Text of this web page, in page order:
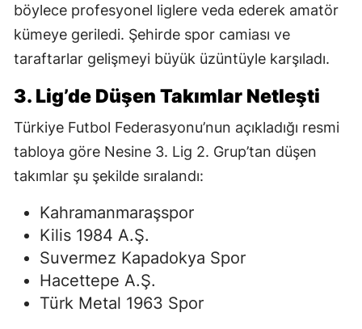
böylece profesyonel liglere veda ederek amatör
kümeye geriledi. Şehirde spor camiası ve
taraftarlar gelişmeyi büyük üzüntüyle karşıladı.
3. Lig’de Düşen Takımlar Netleşti
Türkiye Futbol Federasyonu’nun açıkladığı resmi
tabloya göre Nesine 3. Lig 2. Grup’tan düşen
takımlar şu şekilde sıralandı:
Kahramanmaraşspor
Kilis 1984 A.Ş.
Suvermez Kapadokya Spor
Hacettepe A.Ş.
Türk Metal 1963 Spor